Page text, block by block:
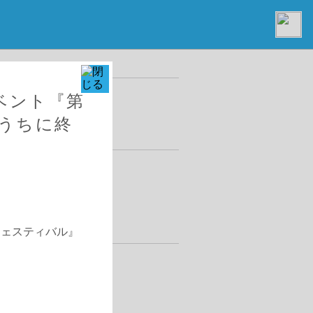
ました。
・運営に参画し
のお知らせ及び
ント『第
ちに終
スティバル』